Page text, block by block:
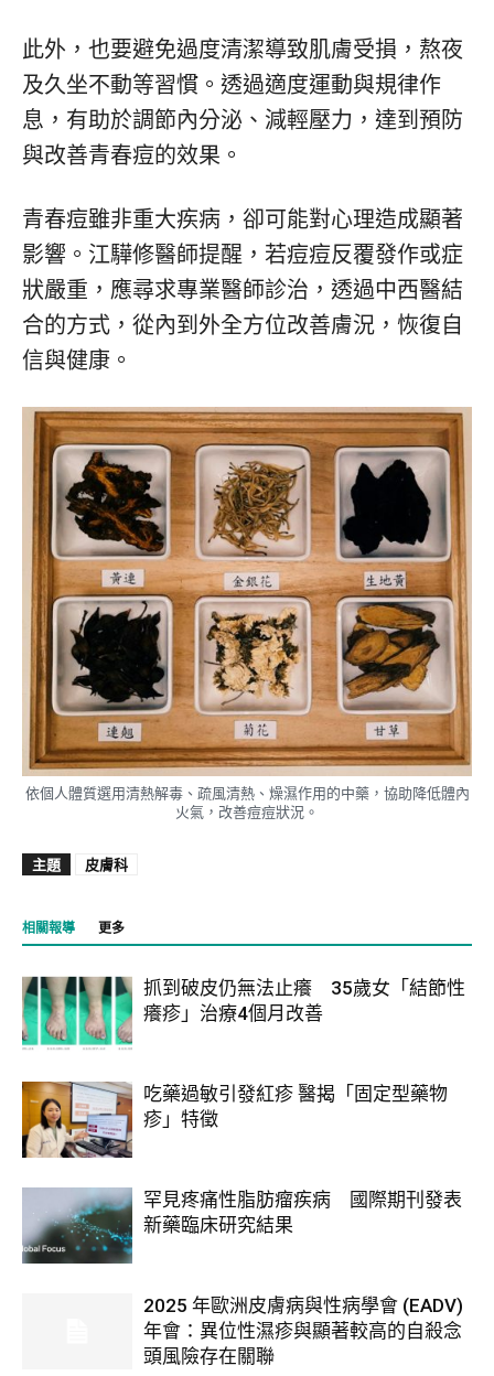
此外，也要避免過度清潔導致肌膚受損，熬夜
及久坐不動等習慣。透過適度運動與規律作
息，有助於調節內分泌、減輕壓力，達到預防
與改善青春痘的效果。
青春痘雖非重大疾病，卻可能對心理造成顯著
影響。江驊修醫師提醒，若痘痘反覆發作或症
狀嚴重，應尋求專業醫師診治，透過中西醫結
合的方式，從內到外全方位改善膚況，恢復自
信與健康。
依個人體質選用清熱解毒、疏風清熱、燥濕作用的中藥，協助降低體內
火氣，改善痘痘狀況。
主題 皮膚科
相關報導 更多
抓到破皮仍無法止癢 35歲女「結節性
癢疹」治療4個月改善
吃藥過敏引發紅疹 醫揭「固定型藥物
疹」特徵
罕見疼痛性脂肪瘤疾病 國際期刊發表
新藥臨床研究結果
2025 年歐洲皮膚病與性病學會 (EADV)
年會：異位性濕疹與顯著較高的自殺念
頭風險存在關聯